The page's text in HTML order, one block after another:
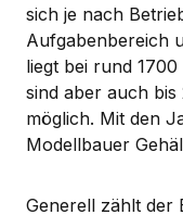
sich je nach
Aufgabenbereich
liegt bei rund
sind aber auch
möglich. Mit den
Modellbauer
Generell zählt der